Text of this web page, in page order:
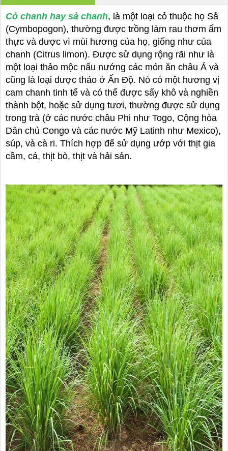
Cỏ chanh hay sả chanh, là một loại cỏ thuộc họ Sả
(Cymbopogon), thường được trồng làm rau thơm ẩm
thực và dược vì mùi hương của họ, giống như của
chanh (Citrus limon). Được sử dụng rộng rãi như là
một loại thảo mộc nấu nướng các món ăn châu Á và
cũng là loại dược thảo ở Ấn Độ. Nó có một hương vị
cam chanh tinh tế và có thể được sấy khô và nghiền
thành bột, hoặc sử dụng tươi, thường được sử dụng
trong trà (ở các nước châu Phi như Togo, Cộng hòa
Dân chủ Congo và các nước Mỹ Latinh như Mexico),
súp, và cà ri. Thích hợp để sử dụng ướp với thịt gia
cầm, cá, thịt bò, thịt và hải sản.